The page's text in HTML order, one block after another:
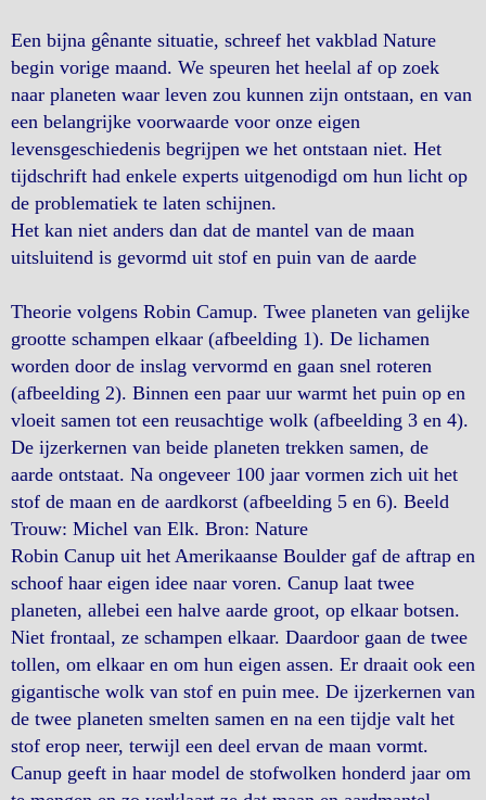
Een bijna gênante situatie, schreef het vakblad Nature
begin vorige maand. We speuren het heelal af op zoek
naar planeten waar leven zou kunnen zijn ontstaan, en van
een belangrijke voorwaarde voor onze eigen
levensgeschiedenis begrijpen we het ontstaan niet. Het
tijdschrift had enkele experts uitgenodigd om hun licht op
de problematiek te laten schijnen.
Het kan niet anders dan dat de mantel van de maan
uitsluitend is gevormd uit stof en puin van de aarde
Theorie volgens Robin Camup. Twee planeten van gelijke
grootte schampen elkaar (afbeelding 1). De lichamen
worden door de inslag vervormd en gaan snel roteren
(afbeelding 2). Binnen een paar uur warmt het puin op en
vloeit samen tot een reusachtige wolk (afbeelding 3 en 4).
De ijzerkernen van beide planeten trekken samen, de
aarde ontstaat. Na ongeveer 100 jaar vormen zich uit het
stof de maan en de aardkorst (afbeelding 5 en 6). Beeld
Trouw: Michel van Elk. Bron: Nature
Robin Canup uit het Amerikaanse Boulder gaf de aftrap en
schoof haar eigen idee naar voren. Canup laat twee
planeten, allebei een halve aarde groot, op elkaar botsen.
Niet frontaal, ze schampen elkaar. Daardoor gaan de twee
tollen, om elkaar en om hun eigen assen. Er draait ook een
gigantische wolk van stof en puin mee. De ijzerkernen van
de twee planeten smelten samen en na een tijdje valt het
stof erop neer, terwijl een deel ervan de maan vormt.
Canup geeft in haar model de stofwolken honderd jaar om